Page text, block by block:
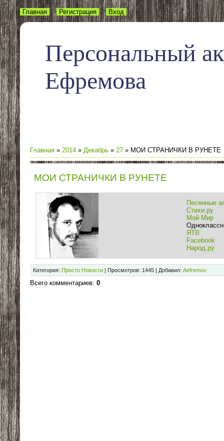
Персональный
Ефремова
Главная Регистрация Вход
Главная » 2014 » Декабрь » 27 » МОИ СТРАНИЧКИ В РУНЕТЕ
МОИ СТРАНИЧКИ В РУНЕТЕ
Песенные
Стихи.ру
Мой Мир
ЯТВ
Facebook
Народ.ру
Категория: Просто Новости Просмотров: 1445 Добавил: Aefremov
Всего комментариев: 0